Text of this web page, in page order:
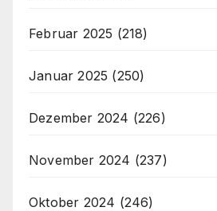
Februar 2025 (218)
Januar 2025 (250)
Dezember 2024 (226)
November 2024 (237)
Oktober 2024 (246)